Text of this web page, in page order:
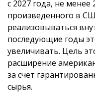
с 2027 года, не менее
произведенного в
реализовываться
последующие годы
увеличивать. Цель
расширение
за счет
сырья.